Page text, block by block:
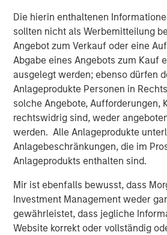
Die hierin enthaltenen
sollten nicht als Werbemitteilung
Angebot zum Verkauf oder eine
Abgabe eines Angebots zum Kauf
ausgelegt werden; ebenso dürfen
Anlageprodukte Personen in
solche Angebote, Aufforderungen,
rechtswidrig sind, weder
werden. Alle Anlageprodukte
Anlagebeschränkungen, die im
Anlageprodukts enthalten sind.
Mir ist ebenfalls bewusst, dass
Investment Management weder
gewährleistet, dass jegliche
Website korrekt oder vollständig
insurance premiums to rise due to
costs driven by tariffs on auto parts.
Impact on Auto Manufacturers
Car manufacturers have historically
with complex manufacturing
that have been developed over
they can pass through some costs,
deal with production shutdowns
plant closures, lower workforce,
consumers in an uncertain
along the costs to consumers, with
share going to higher-end vehicles,
price sensitive.